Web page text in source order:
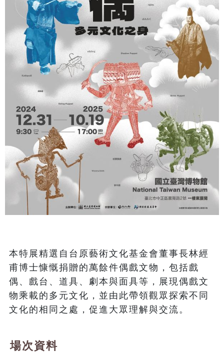
本特展精選自台原藝術文化基金會董事長林經
甫博士慷慨捐贈的萬餘件偶戲文物，包括戲
偶、戲台、道具、劇本與面具等，展現偶戲文
物乘載的多元文化，並由此帶領觀眾探索不同
文化的相同之處，促進大眾理解與交流。
場次資料